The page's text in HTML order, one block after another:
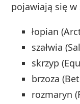
pojawiają się
łopian
szałwia
skrzyp
brzoza
rozmaryn